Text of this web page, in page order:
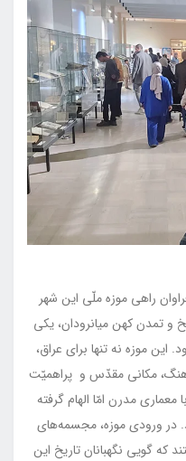
راهی موزه ملّی این شهر
و تمدن کهن میانرودان، یکی
این موزه نه تنها برای عراق،
مکانی مقدّس و پراهمیّت
مدرن امّا الهام گرفته
در ورودی موزه، مجسمه‌های
که گویی نگهبانان تاریخ این